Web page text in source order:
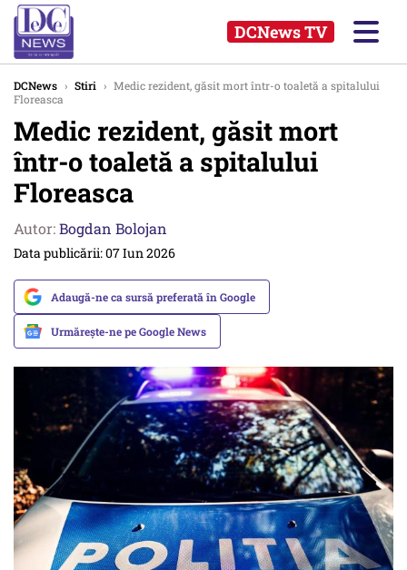
DCNews TV
DCNews › Stiri › Medic rezident, găsit mort într-o toaletă a spitalului
Floreasca
Medic rezident, găsit mort
într-o toaletă a spitalului
Floreasca
Autor:Bogdan Bolojan
Data publicării: 07 Iun 2026
Adaugă-ne ca sursă preferată în Google
Urmărește-ne pe Google News